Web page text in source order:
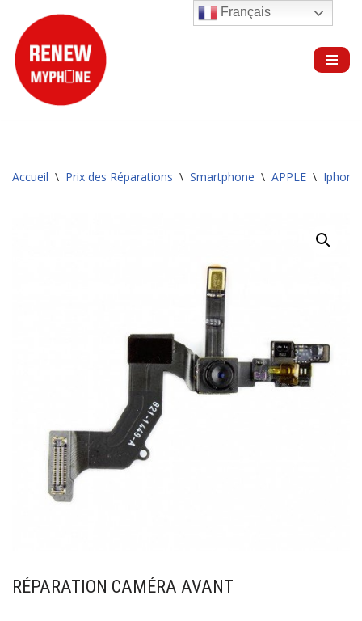
Aller
au
contenu
Accueil \ Prix des Réparations \ Smartphone \ APPLE \ Iphone
RÉPARATION CAMÉRA AVANT
Français